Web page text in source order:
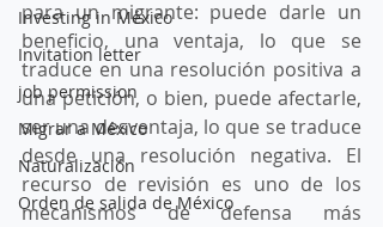
Investing in México
Invitation letter
job permission
Migrar a México
Naturalización
Orden de salida de México
para un migrante: puede darle un
beneficio, una ventaja, lo que se
traduce en una resolución positiva a
una petición, o bien, puede afectarle,
ser una desventaja, lo que se traduce
desde una resolución negativa. El
recurso de revisión es uno de los
mecanismos de defensa más